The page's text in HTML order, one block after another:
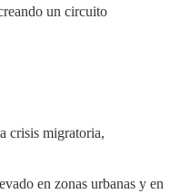
un circuito
crisis migratoria,
en zonas urbanas y en